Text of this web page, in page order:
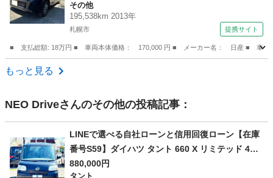
Ｓ ＣＤ Ｂｌｕｅｔｏｏｔｈ アルミホイー
ル 衝突安全ボディ エアコン （検10.7）
その他
195,538km 2013年
札幌市 提携サイト
■ 支払総額: 18万円 ■ 車両本体価格： 170,000 円 ■ メーカー名： 日産 ■ 車
北海道 札幌市
もっと見る
NEO Driveさんのその他の投稿記事：
LINEで選べる自社ローンと信用回復ローン【在庫
番号S59】ダイハツ タント 660 X リミテッド 4W
D/ リース/ス自社分割 /信用回復ローン/自己破産/債
880,000円
タント